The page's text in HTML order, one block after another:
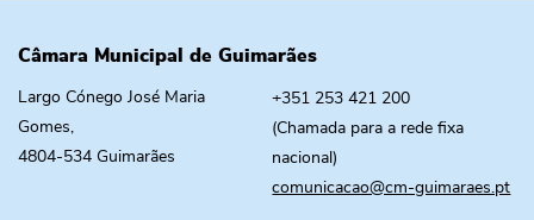
Câmara Municipal de Guimarães
Largo Cónego José Maria
Gomes,
4804-534 Guimarães
+351 253 421 200
(Chamada para a rede fixa
nacional)
comunicacao@cm-guimaraes.pt